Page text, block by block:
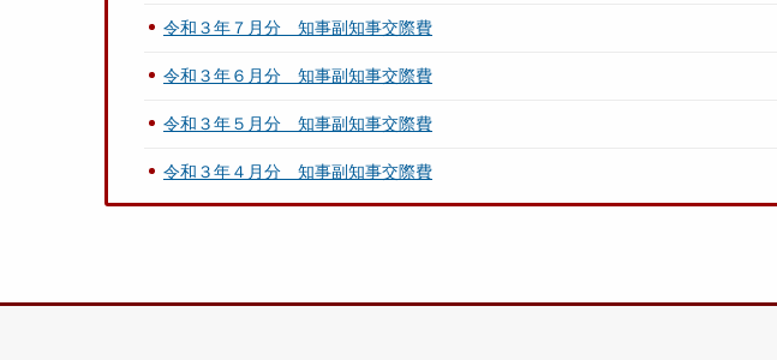
令和３年７月分 知事副知事交際費
令和３年６月分 知事副知事交際費
令和３年５月分 知事副知事交際費
令和３年４月分 知事副知事交際費